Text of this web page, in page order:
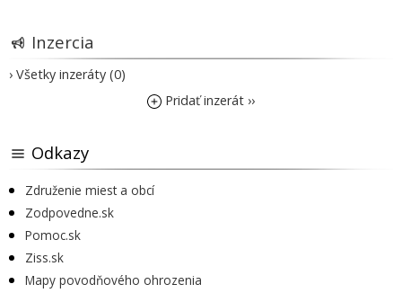
Inzercia
› Všetky inzeráty (0)
Pridať inzerát ››
Odkazy
Združenie miest a obcí
Zodpovedne.sk
Pomoc.sk
Ziss.sk
Mapy povodňového ohrozenia